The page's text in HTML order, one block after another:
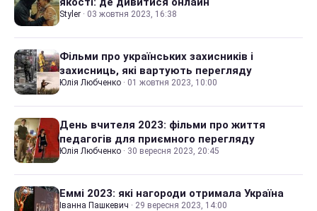
Styler · 03 жовтня 2023, 16:38
Фільми про українських захисників і
захисниць, які вартують перегляду
Юлія Любченко · 01 жовтня 2023, 10:00
День вчителя 2023: фільми про життя
педагогів для приємного перегляду
Юлія Любченко · 30 вересня 2023, 20:45
Еммі 2023: які нагороди отримала Україна
Іванна Пашкевич · 29 вересня 2023, 14:00